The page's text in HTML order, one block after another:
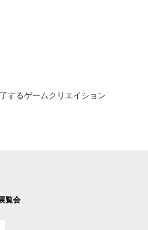
するゲームクリエイション
覧会